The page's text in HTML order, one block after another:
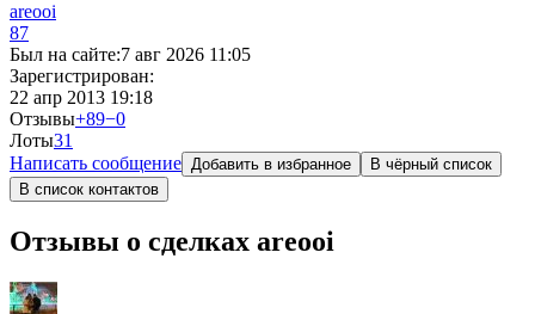
areooi
87
Был на сайте:7 авг 2026 11:05
Зарегистрирован:
22 апр 2013 19:18
Отзывы+89−0
Лоты31
Написать сообщение Добавить в избранное
В чёрный список
В список контактов
Отзывы о сделках areooi